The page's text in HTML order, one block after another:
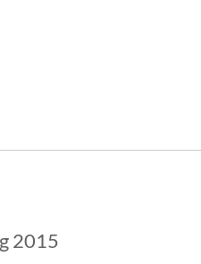
2015